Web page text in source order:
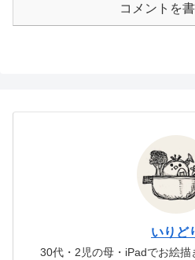
コメントを
いりど
30代・2児の母・iPadでお絵描